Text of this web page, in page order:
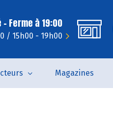
Ferme à 19:00
/ 15h00 - 19h00
Magazines